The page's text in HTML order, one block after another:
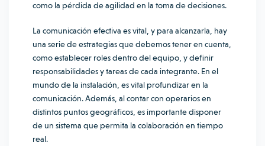
como la pérdida de agilidad en la toma de decisiones.
La comunicación efectiva es vital, y para alcanzarla, hay
una serie de estrategias que debemos tener en cuenta,
como establecer roles dentro del equipo, y definir
responsabilidades y tareas de cada integrante. En el
mundo de la instalación, es vital profundizar en la
comunicación. Además, al contar con operarios en
distintos puntos geográficos, es importante disponer
de un sistema que permita la colaboración en tiempo
real.